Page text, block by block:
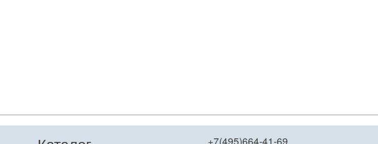
+7(495)664-41-69